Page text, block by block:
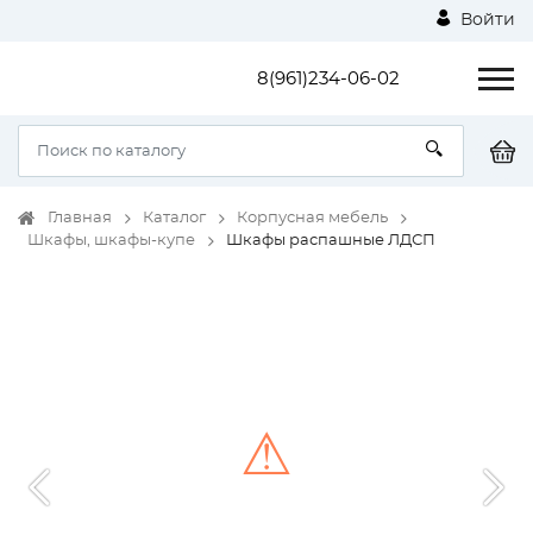
Войти
8(961)234-06-02
Главная Каталог
Корпусная мебель
Шкафы, шкафы-купе
Шкафы распашные ЛДСП
⚠